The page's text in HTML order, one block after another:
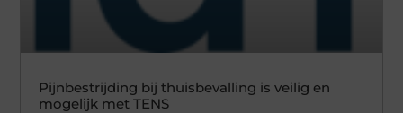
Pijnbestrijding bij thuisbevalling is veilig en
mogelijk met TENS